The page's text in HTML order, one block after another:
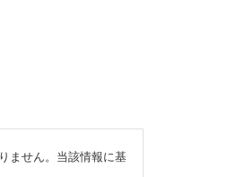
ません。当該情報に基